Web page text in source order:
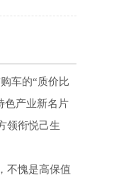
车的“质价比
色产业新名片
领衔悦己生
不愧是高保值